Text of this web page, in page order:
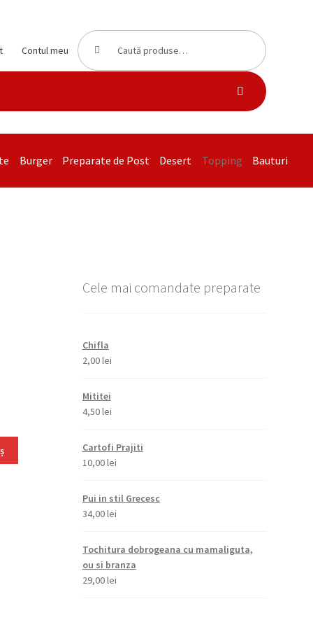
Contul meu
Caută
după:
Caută
Burger Preparate de Post Desert Topping Bauturi
Cele mai comandate preparate
Chifla
2,00lei
Mititei
4,50lei
Cartofi Prajiti
10,00lei
Pui in stil Grecesc
34,00lei
Tochitura dobrogeana cu mamaliguta,
ou si branza
29,00lei